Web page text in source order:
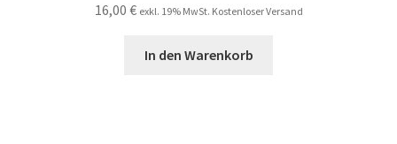
16,00 € exkl. 19% MwSt. Kostenloser Versand
In den Warenkorb